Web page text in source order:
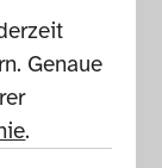
Genaue
Informationen finden Sie in unserer
.